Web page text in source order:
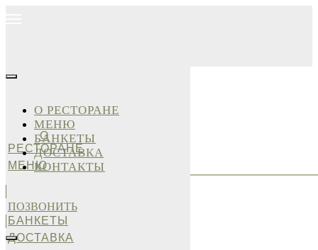
О
РЕСТОРАНЕ
МЕНЮ
БАНКЕТЫ
ДОСТАВКА
О РЕСТОРАНЕ
МЕНЮ
БАНКЕТЫ
ДОСТАВКА
КОНТАКТЫ
ПОЗВОНИТЬ